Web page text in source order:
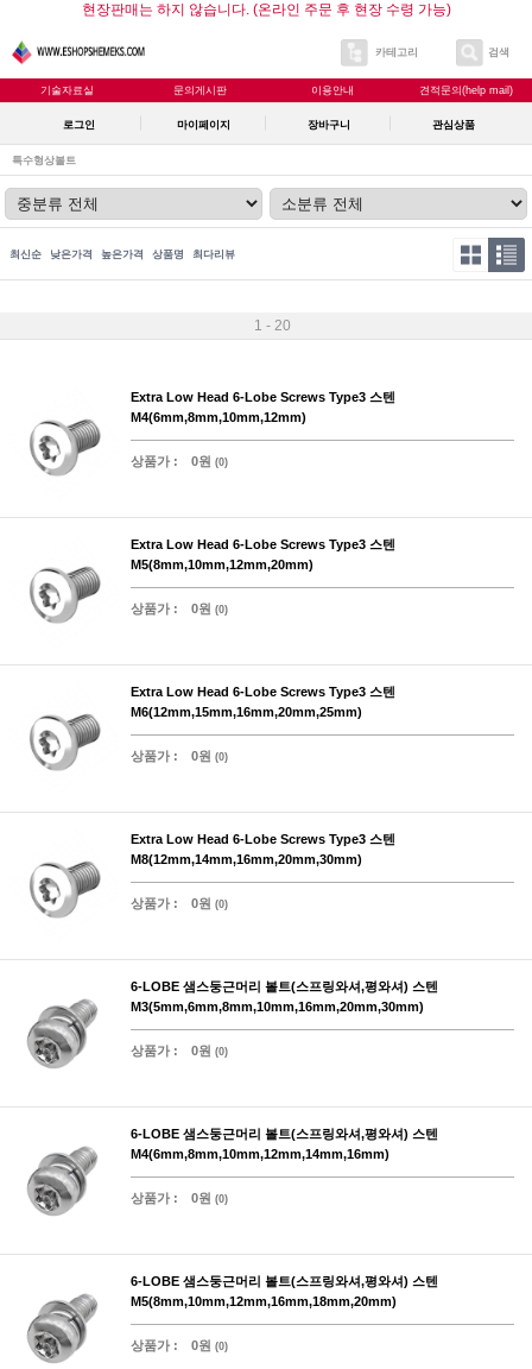
현장판매는 하지 않습니다. (온라인 주문 후 현장 수령 가능)
카테고리 검색
기술자료실 문의게시판 이용안내 견적문의(help mail)
로그인 마이페이지 장바구니 관심상품
특수형상볼트
최신순 낮은가격 높은가격 상품명 최다리뷰
1 - 20
Extra Low Head 6-Lobe Screws Type3 스텐
M4(6mm,8mm,10mm,12mm)
상품가 : 0원 (0)
Extra Low Head 6-Lobe Screws Type3 스텐
M5(8mm,10mm,12mm,20mm)
상품가 : 0원 (0)
Extra Low Head 6-Lobe Screws Type3 스텐
M6(12mm,15mm,16mm,20mm,25mm)
상품가 : 0원 (0)
Extra Low Head 6-Lobe Screws Type3 스텐
M8(12mm,14mm,16mm,20mm,30mm)
상품가 : 0원 (0)
6-LOBE 샘스둥근머리 볼트(스프링와셔,평와셔) 스텐
M3(5mm,6mm,8mm,10mm,16mm,20mm,30mm)
상품가 : 0원 (0)
6-LOBE 샘스둥근머리 볼트(스프링와셔,평와셔) 스텐
M4(6mm,8mm,10mm,12mm,14mm,16mm)
상품가 : 0원 (0)
6-LOBE 샘스둥근머리 볼트(스프링와셔,평와셔) 스텐
M5(8mm,10mm,12mm,16mm,18mm,20mm)
상품가 : 0원 (0)